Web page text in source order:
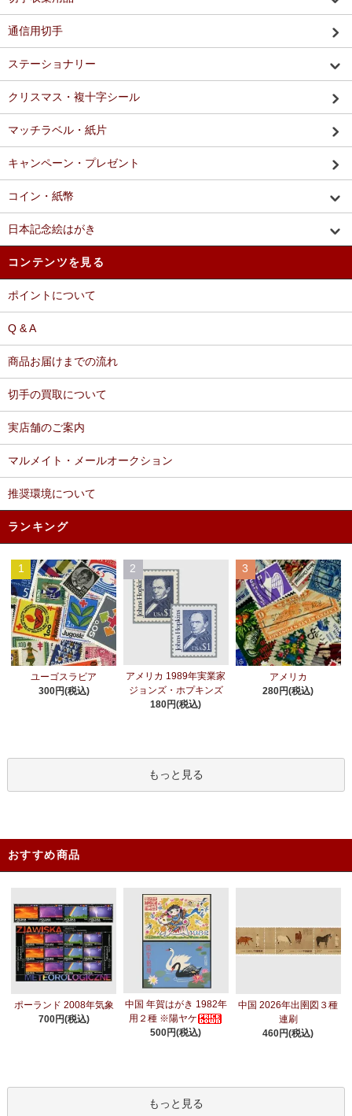
通信用切手
ステーショナリー
クリスマス・複十字シール
マッチラベル・紙片
キャンペーン・プレゼント
コイン・紙幣
日本記念絵はがき
コンテンツを見る
ポイントについて
Q & A
商品お届けまでの流れ
切手の買取について
実店舗のご案内
マルメイト・メールオークション
推奨環境について
ランキング
1
ユーゴスラビア
300円(税込)
2
アメリカ 1989年実業家
ジョンズ・ホプキンズ
180円(税込)
3
アメリカ
280円(税込)
もっと見る
おすすめ商品
ポーランド 2008年気象
700円(税込)
中国 年賀はがき 1982年
用２種 ※陽ヤケ
500円(税込)
中国 2026年出圉図３種
連刷
460円(税込)
もっと見る